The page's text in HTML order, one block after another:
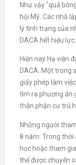
Như vậy "quả
hội Mỹ. Các nhà
lý tình trạng của
DACA hết hiệu lực.
Hiện nay Hạ viện
DACA. Một trong
giấy phép làm
tìm ra phương án
thân phận cư trú
Những người
8 năm. Trong thời
học hoặc tham
thể được chuyển